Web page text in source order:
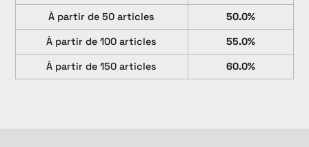
À partir de 50 articles
50.0%
À partir de 100 articles
55.0%
À partir de 150 articles
60.0%